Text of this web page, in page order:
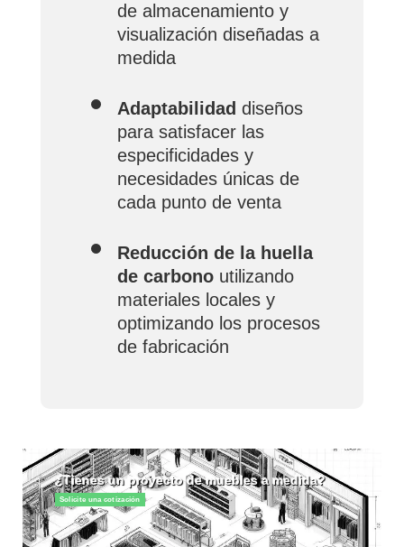
de almacenamiento y
visualización diseñadas a
medida
Adaptabilidad diseños
para satisfacer las
especificidades y
necesidades únicas de
cada punto de venta
Reducción de la huella
de carbono utilizando
materiales locales y
optimizando los procesos
de fabricación
¿Tienes un proyecto de muebles a medida?
Solicite una cotización